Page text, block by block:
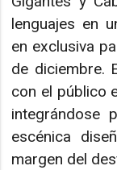
lenguajes en
en exclusiva
de diciembre.
con el público
integrándose
escénica
margen del